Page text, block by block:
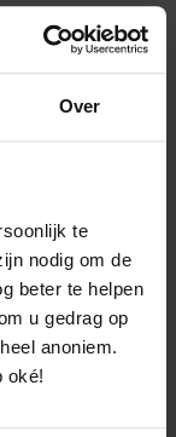
Over
te
nodig om de
beter te helpen
u gedrag op
anoniem.
oké!
en